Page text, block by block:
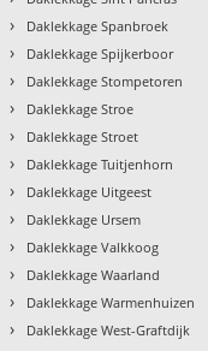
› Daklekkage Spanbroek
› Daklekkage Spijkerboor
› Daklekkage Stompetoren
› Daklekkage Stroe
› Daklekkage Stroet
› Daklekkage Tuitjenhorn
› Daklekkage Uitgeest
› Daklekkage Ursem
› Daklekkage Valkkoog
› Daklekkage Waarland
› Daklekkage Warmenhuizen
› Daklekkage West-Graftdijk